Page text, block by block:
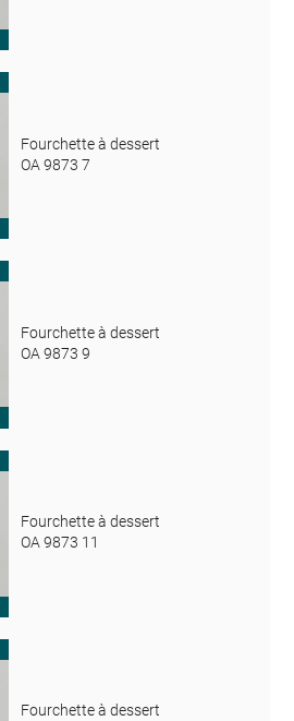
Fourchette à dessert
OA 9873 7
Fourchette à dessert
OA 9873 9
Fourchette à dessert
OA 9873 11
Fourchette à dessert